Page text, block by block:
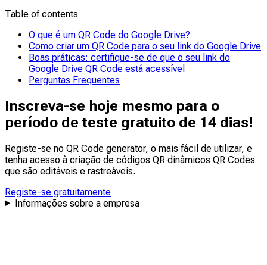
numa conta Google para aceder ao conteúdo do seu
Drive.
Não, o Google Drive não tem um QR code generator
seu Google Drive através do Google Workspace
Marketplace para gerar QR Codes diretamente a partir
do seu navegador Chrome.
Table of contents
O que é um QR Code do Google Drive?
Como criar um QR Code para o seu link do Google Drive
Boas práticas: certifique-se de que o seu link do
Google Drive QR Code está acessível
Perguntas Frequentes
Inscreva-se hoje mesmo para o
período de teste gratuito de 14 dias!
Registe-se no QR Code generator, o mais fácil de utilizar, e
tenha acesso à criação de códigos QR dinâmicos QR Codes
que são editáveis e rastreáveis.
Registe-se gratuitamente
Informações sobre a empresa